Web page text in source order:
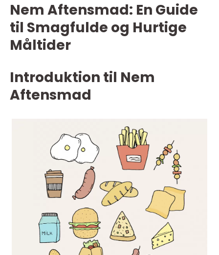
Nem Aftensmad: En Guide
til Smagfulde og Hurtige
Måltider
Introduktion til Nem
Aftensmad